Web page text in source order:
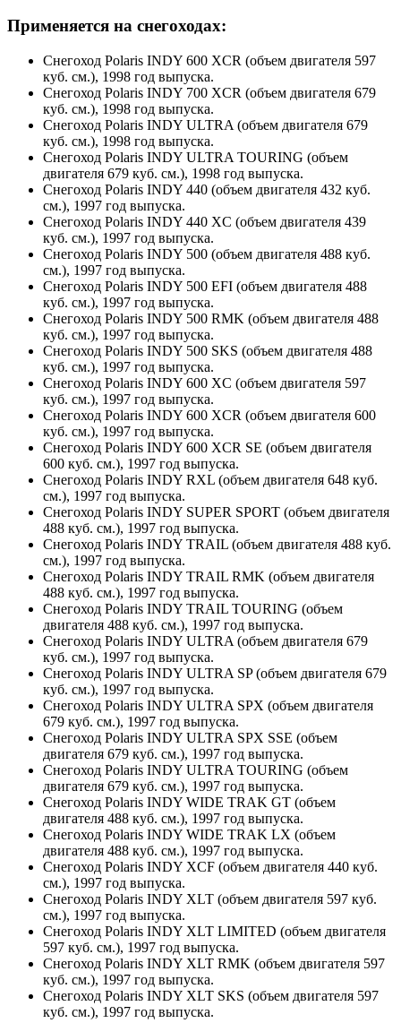
Применяется на снегоходах:
Снегоход Polaris INDY 600 XCR (объем двигателя 597
куб. см.), 1998 год выпуска.
Снегоход Polaris INDY 700 XCR (объем двигателя 679
куб. см.), 1998 год выпуска.
Снегоход Polaris INDY ULTRA (объем двигателя 679
куб. см.), 1998 год выпуска.
Снегоход Polaris INDY ULTRA TOURING (объем
двигателя 679 куб. см.), 1998 год выпуска.
Снегоход Polaris INDY 440 (объем двигателя 432 куб.
см.), 1997 год выпуска.
Снегоход Polaris INDY 440 XC (объем двигателя 439
куб. см.), 1997 год выпуска.
Снегоход Polaris INDY 500 (объем двигателя 488 куб.
см.), 1997 год выпуска.
Снегоход Polaris INDY 500 EFI (объем двигателя 488
куб. см.), 1997 год выпуска.
Снегоход Polaris INDY 500 RMK (объем двигателя 488
куб. см.), 1997 год выпуска.
Снегоход Polaris INDY 500 SKS (объем двигателя 488
куб. см.), 1997 год выпуска.
Снегоход Polaris INDY 600 XC (объем двигателя 597
куб. см.), 1997 год выпуска.
Снегоход Polaris INDY 600 XCR (объем двигателя 600
куб. см.), 1997 год выпуска.
Снегоход Polaris INDY 600 XCR SE (объем двигателя
600 куб. см.), 1997 год выпуска.
Снегоход Polaris INDY RXL (объем двигателя 648 куб.
см.), 1997 год выпуска.
Снегоход Polaris INDY SUPER SPORT (объем двигателя
488 куб. см.), 1997 год выпуска.
Снегоход Polaris INDY TRAIL (объем двигателя 488 куб.
см.), 1997 год выпуска.
Снегоход Polaris INDY TRAIL RMK (объем двигателя
488 куб. см.), 1997 год выпуска.
Снегоход Polaris INDY TRAIL TOURING (объем
двигателя 488 куб. см.), 1997 год выпуска.
Снегоход Polaris INDY ULTRA (объем двигателя 679
куб. см.), 1997 год выпуска.
Снегоход Polaris INDY ULTRA SP (объем двигателя 679
куб. см.), 1997 год выпуска.
Снегоход Polaris INDY ULTRA SPX (объем двигателя
679 куб. см.), 1997 год выпуска.
Снегоход Polaris INDY ULTRA SPX SSE (объем
двигателя 679 куб. см.), 1997 год выпуска.
Снегоход Polaris INDY ULTRA TOURING (объем
двигателя 679 куб. см.), 1997 год выпуска.
Снегоход Polaris INDY WIDE TRAK GT (объем
двигателя 488 куб. см.), 1997 год выпуска.
Снегоход Polaris INDY WIDE TRAK LX (объем
двигателя 488 куб. см.), 1997 год выпуска.
Снегоход Polaris INDY XCF (объем двигателя 440 куб.
см.), 1997 год выпуска.
Снегоход Polaris INDY XLT (объем двигателя 597 куб.
см.), 1997 год выпуска.
Снегоход Polaris INDY XLT LIMITED (объем двигателя
597 куб. см.), 1997 год выпуска.
Снегоход Polaris INDY XLT RMK (объем двигателя 597
куб. см.), 1997 год выпуска.
Снегоход Polaris INDY XLT SKS (объем двигателя 597
куб. см.), 1997 год выпуска.